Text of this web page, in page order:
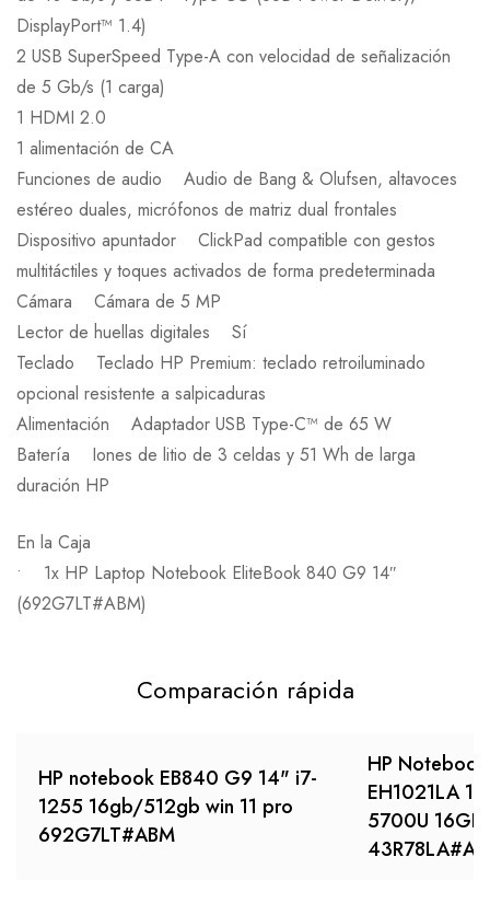
DisplayPort™ 1.4)
2 USB SuperSpeed Type-A con velocidad de señalización
de 5 Gb/s (1 carga)
1 HDMI 2.0
1 alimentación de CA
Funciones de audio Audio de Bang & Olufsen, altavoces
estéreo duales, micrófonos de matriz dual frontales
Dispositivo apuntador ClickPad compatible con gestos
multitáctiles y toques activados de forma predeterminada
Cámara Cámara de 5 MP
Lector de huellas digitales Sí
Teclado Teclado HP Premium: teclado retroiluminado
opcional resistente a salpicaduras
Alimentación Adaptador USB Type-C™ de 65 W
Batería Iones de litio de 3 celdas y 51 Wh de larga
duración HP
En la Caja
• 1x HP Laptop Notebook EliteBook 840 G9 14″
(692G7LT#ABM)
Comparación rápida
HP notebook EB840 G9 14" i7-
1255 16gb/512gb win 11 pro
692G7LT#ABM
HP
EH1021LA
5700U 16GB